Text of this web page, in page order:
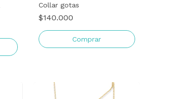
Collar gotas
$140.000
Comprar